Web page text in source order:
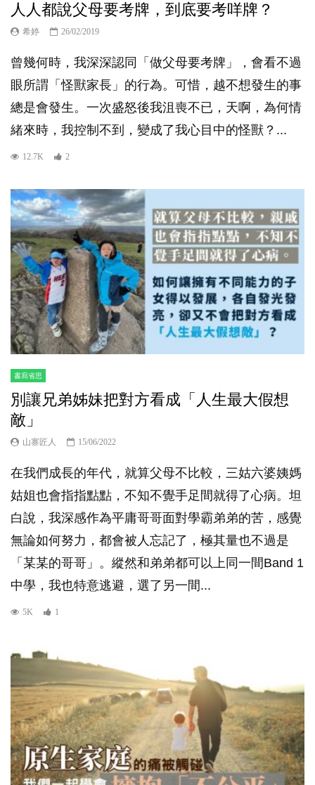
人人都說父母要考牌，到底要考咩牌？
希婷 26/02/2019
曾幾何時，我深深認同「做父母要考牌」，會看不過
眼所謂「怪獸家長」的行為。可惜，越不想發生的事
總是會發生。一次盛怒後我沮喪不已，天啊，為何情
緒來時，我控制不到，變成了我心目中的怪獸？...
12.7K 2
書寫省思
別讓兄弟姊妹把對方看成「人生最大假想
敵」
山寨匠人 15/06/2022
在我們成長的年代，就算父母不比較，三姑六婆姨媽
姑姐也會指指點點，不知不覺手足間就得了心病。坦
白說，我深感作為平庸哥哥面對學霸弟弟的苦，感覺
無論如何努力，都會被人忘記了，極其量也不過是
「某某的哥哥」。縱然和弟弟都可以上同一間Band 1
中學，我也特意逃避，選了另一間...
5K 1